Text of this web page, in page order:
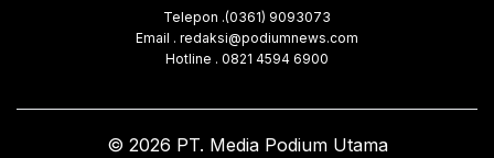
Telepon .(0361) 9093073
Email . redaksi@podiumnews.com
Hotline . 0821 4594 6900
© 2026 PT. Media Podium Utama